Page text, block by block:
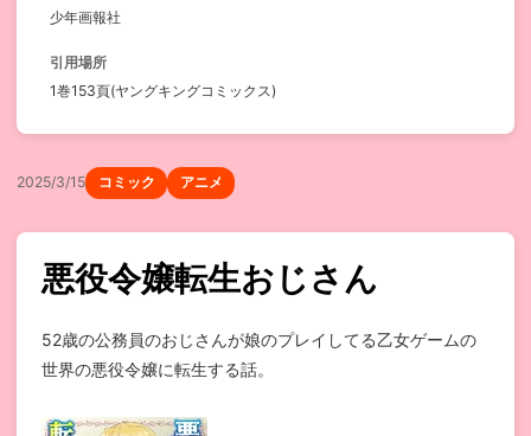
少年画報社
引用場所
1巻153頁(ヤングキングコミックス)
2025/3/15 コミック アニメ
悪役令嬢転生おじさん
52歳の公務員のおじさんが娘のプレイしてる乙女ゲームの
世界の悪役令嬢に転生する話。